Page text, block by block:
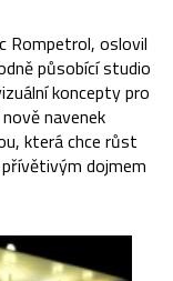
Rompetrol, oslovil
působící studio
koncepty pro
navenek
která chce růst
dojmem